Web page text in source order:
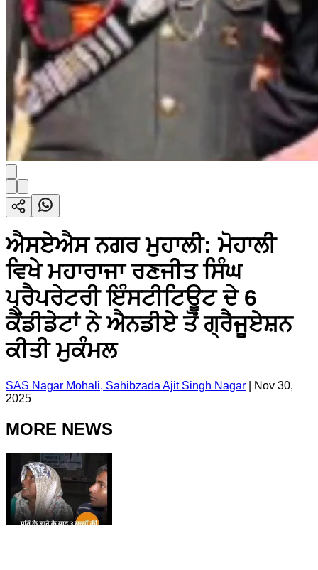
ਐਸਏਐਸ ਨਗਰ ਮੁਹਾਲੀ: ਮੋਹਾਲੀ
ਵਿਖੇ ਮਹਾਰਾਜਾ ਰਣਜੀਤ ਸਿੰਘ
ਪ੍ਰੈਪਰੇਟਰੀ ਇੰਸਟੀਟਿਊਟ ਦੇ 6
ਕੈਂਡੀਡੇਟਾਂ ਨੇ ਐਨਡੀਏ ਤੋਂ ਗ੍ਰੈਜੂਏਸ਼ਨ
ਕੀਤੀ ਮੁਕੰਮਲ
SAS Nagar Mohali, Sahibzada Ajit Singh Nagar
Nov 30,
2025
MORE NEWS